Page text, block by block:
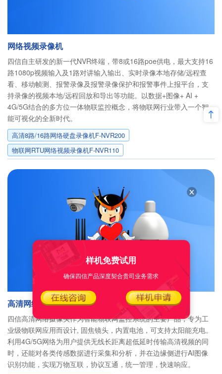
网络视频录像机
四信自主研发的新一代NVR终端，带8或16路poe供电，最大支持16
路1080p视频输入及1路对讲输入输出、实时录像本地存储/远程查
看、移动帧测、报警录像及报警录像保护和报警事件上报平台，支
持录像的视频本地/远程回放和导出等功能。以数据+图像+ AI +
4G/5G结合的多方位一体物联监控概念，将物联网行业带入一个智
能可视化的全新时代。
高清8路/16路网络硬盘录像机F-NVR200
物联网RTU网络视频录像机F-NVR110
高清网络摄像头
四信高清网络摄像头作为智能物联网监控系统的主要产品，专为工
业级物联网应用而设计, 固焦镜头，内置电池，可支持太阳能充电。
利用4G/5G网络为用户提供无线长距离超低延时传输高清视频的同
时，还能对各类传感数据进行采集和分析，并在边缘侧进行AI图像
识别功能，实现万物互联，协议互通，统一管理，快速响应。
样机免费试用
确保四信产品深度契合贵司业务需求